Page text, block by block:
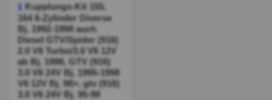
1 Kupplungs-Kit 155,
164 6-Zylinder Diverse
Bj. 1992-1998 auch
Diesel GTV/Spider (916)
2.0 V6 Turbo/3.0 V6 12V
ab Bj. 1998, GTV (916)
3.0 V6 24V Bj. 1995-1998
V6 12V Bj. 98>, gtv (916)
3.0 V6 24V Bj. 95-98